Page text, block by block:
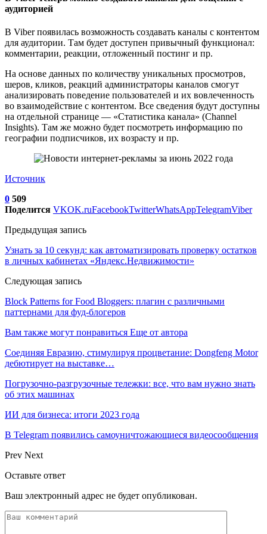
аудиторией
В Viber появилась возможность создавать каналы с контентом
для аудитории. Там будет доступен привычный функционал:
комментарии, реакции, отложенный постинг и пр.
На основе данных по количеству уникальных просмотров,
шеров, кликов, реакций администраторы каналов смогут
анализировать поведение пользователей и их вовлеченность
во взаимодействие с контентом. Все сведения будут доступны
на отдельной странице — «Статистика канала» (Channel
Insights). Там же можно будет посмотреть информацию по
географии подписчиков, их возрасту и пр.
Источник
0 509
Поделится VKOK.ruFacebookTwitterWhatsAppTelegramViber
Предыдущая запись
Узнать за 10 секунд: как автоматизировать проверку остатков
в личных кабинетах «Яндекс.Недвижимости»
Следующая запись
Block Patterns for Food Bloggers: плагин с различными
паттернами для фуд-блогеров
Вам также могут понравиться Еще от автора
Соединяя Евразию, стимулируя процветание: Dongfeng Motor
дебютирует на выставке…
Погрузочно-разгрузочные тележки: все, что вам нужно знать
об этих машинах
ИИ для бизнеса: итоги 2023 года
В Telegram появились самоуничтожающиеся видеосообщения
Prev Next
Оставьте ответ
Ваш электронный адрес не будет опубликован.